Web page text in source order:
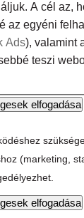
A cél az,
az egyéni
Ads), valamint
teszi
elfogadása
(marketing,
elfogadása